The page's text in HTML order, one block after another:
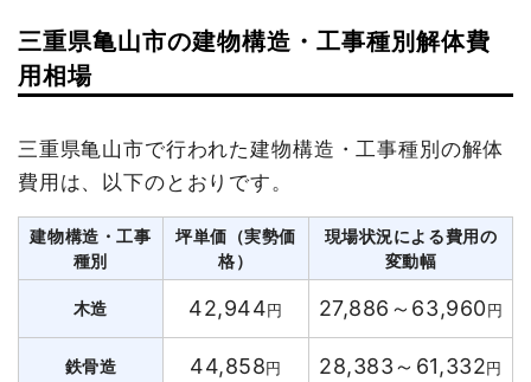
三重県亀山市の建物構造・工事種別解体費
用相場
三重県亀山市で行われた建物構造・工事種別の解体
費用は、以下のとおりです。
建物構造・工事
種別
坪単価（実勢価
格）
現場状況による費用の
変動幅
木造 42,944円 27,886～63,960円
鉄骨造 44,858円 28,383～61,332円